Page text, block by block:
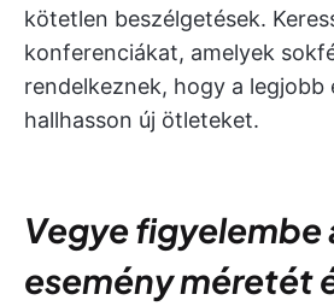
kötetlen beszélgetések.
konferenciákat, amelyek
rendelkeznek, hogy a legjobb
hallhasson új ötleteket.
Vegye figyelembe
esemény méretét